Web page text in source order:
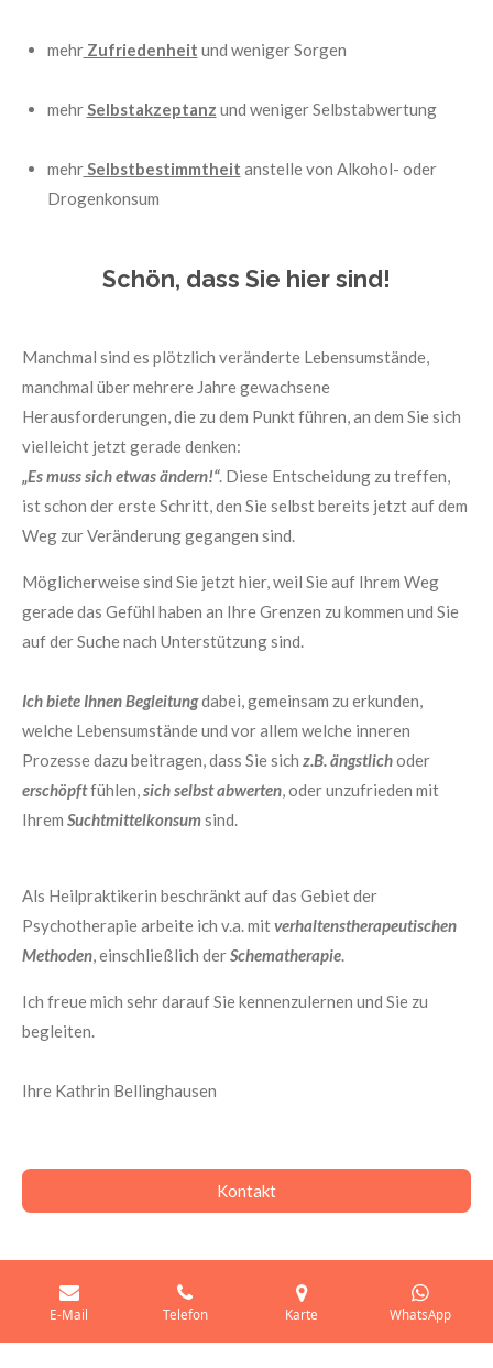
mehrZufriedenheit und weniger Sorgen
mehrSelbstakzeptanz und weniger Selbstabwertung
mehrSelbstbestimmtheit anstelle von Alkohol- oder
Drogenkonsum
Schön, dass Sie hier sind!
Manchmal sind es plötzlich veränderte Lebensumstände,
manchmal über mehrere Jahre gewachsene
Herausforderungen, die zu dem Punkt führen, an dem Sie sich
vielleicht jetzt gerade denken:
„Es muss sich etwas ändern!“. Diese Entscheidung zu treffen,
ist schon der erste Schritt, den Sie selbst bereits jetzt auf dem
Weg zur Veränderung gegangen sind.
Möglicherweise sind Sie jetzt hier, weil Sie auf Ihrem Weg
gerade das Gefühl haben an Ihre Grenzen zu kommen und Sie
auf der Suche nach Unterstützung sind.
Ich biete Ihnen Begleitungdabei, gemeinsam zu erkunden,
welche Lebensumstände und vor allem welche inneren
Prozesse dazu beitragen, dass Sie sich z.B. ängstlichoder
erschöpftfühlen,sich selbst abwerten, oder unzufrieden mit
Ihrem Suchtmittelkonsumsind.
Als Heilpraktikerin beschränkt auf das Gebiet der
Psychotherapie arbeite ich v.a. mitverhaltenstherapeutischen
Methoden, einschließlich derSchematherapie.
Ich freue mich sehr darauf Sie kennenzulernen und Sie zu
begleiten.
Ihre Kathrin Bellinghausen
Kontakt
© 2025 - 2026 bEmotion
E-Mail Telefon Karte WhatsApp